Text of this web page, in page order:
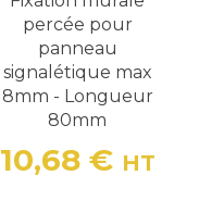
percée pour
panneau
signalétique max
8mm - Longueur
80mm
Prix
10,68 € HT